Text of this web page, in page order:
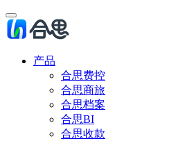
产品
合思费控
合思商旅
合思档案
合思BI
合思收款